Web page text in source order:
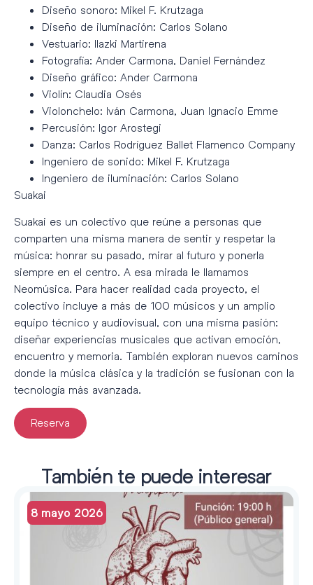
Diseño sonoro: Mikel F. Krutzaga
Diseño de iluminación: Carlos Solano
Vestuario: Ilazki Martirena
Fotografía: Ander Carmona, Daniel Fernández
Diseño gráfico: Ander Carmona
Violín: Claudia Osés
Violonchelo: Iván Carmona, Juan Ignacio Emme
Percusión: Igor Arostegi
Danza: Carlos Rodríguez Ballet Flamenco Company
Ingeniero de sonido: Mikel F. Krutzaga
Ingeniero de iluminación: Carlos Solano
Suakai
Suakai es un colectivo que reúne a personas que
comparten una misma manera de sentir y respetar la
música: honrar su pasado, mirar al futuro y ponerla
siempre en el centro. A esa mirada le llamamos
Neomúsica. Para hacer realidad cada proyecto, el
colectivo incluye a más de 100 músicos y un amplio
equipo técnico y audiovisual, con una misma pasión:
diseñar experiencias musicales que activan emoción,
encuentro y memoria. También exploran nuevos caminos
donde la música clásica y la tradición se fusionan con la
tecnología más avanzada.
Reserva
También te puede interesar
8 mayo 2026